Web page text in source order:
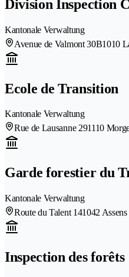
Division Inspection
Kantonale Verwaltung
Avenue de Valmont 30B1010
Ecole de Transition
Kantonale Verwaltung
Rue de Lausanne 291110
Garde forestier du
Kantonale Verwaltung
Route du Talent 141042 Assens
Inspection des forêts